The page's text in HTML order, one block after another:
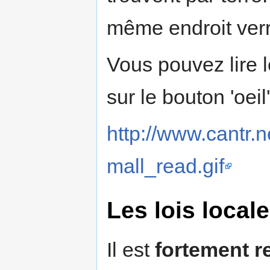
même endroit
Vous pouvez lire
sur le bouton
http://
mall_read.gif
Les lois
Il est fortement